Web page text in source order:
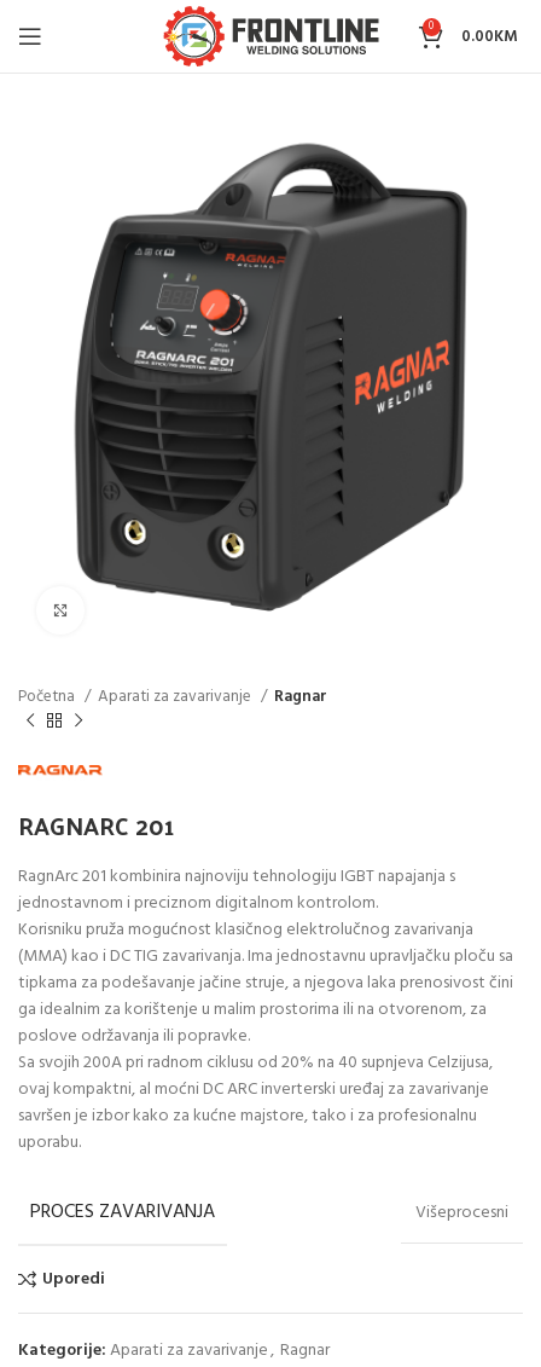
0 0.00KM
Početna Aparati za zavarivanje Ragnar
RAGNARC 201
RagnArc 201 kombinira najnoviju tehnologiju IGBT napajanja s
jednostavnom i preciznom digitalnom kontrolom.
Korisniku pruža mogućnost klasičnog elektrolučnog zavarivanja
(MMA) kao i DC TIG zavarivanja. Ima jednostavnu upravljačku ploču sa
tipkama za podešavanje jačine struje, a njegova laka prenosivost čini
ga idealnim za korištenje u malim prostorima ili na otvorenom, za
poslove održavanja ili popravke.
Sa svojih 200A pri radnom ciklusu od 20% na 40 supnjeva Celzijusa,
ovaj kompaktni, al moćni DC ARC inverterski uređaj za zavarivanje
savršen je izbor kako za kućne majstore, tako i za profesionalnu
uporabu.
PROCES ZAVARIVANJA Višeprocesni
Uporedi
Kategorije:Aparati za zavarivanje, Ragnar